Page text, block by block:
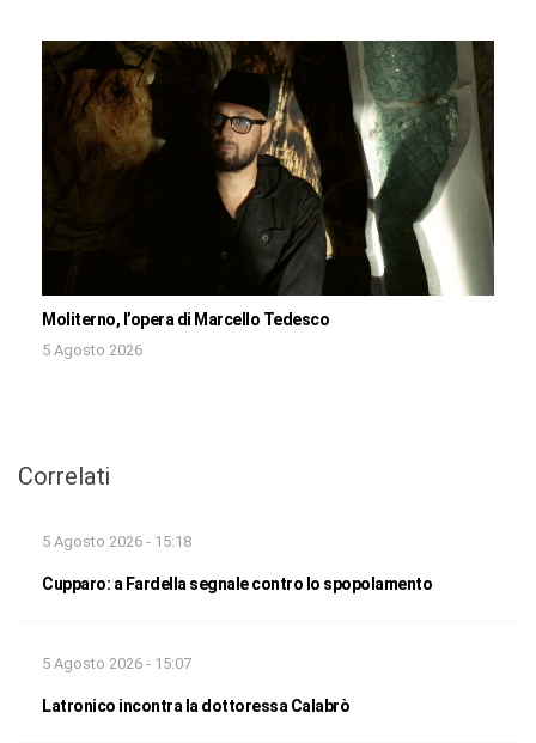
Moliterno, l’opera di Marcello Tedesco
5 Agosto 2026
Correlati
5 Agosto 2026 - 15:18
Cupparo: a Fardella segnale contro lo spopolamento
5 Agosto 2026 - 15:07
Latronico incontra la dottoressa Calabrò